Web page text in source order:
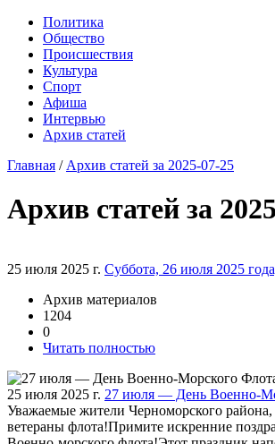
Политика
Общество
Проиcшествия
Культура
Спорт
Афиша
Интервью
Архив статей
Главная / Архив статей за 2025-07-25
Архив статей за
25 июля 2025 г. Суббота, 26 июля 2025
Архив материалов
1204
0
Читать полностью
25 июля 2025 г. 27 июля — День Военно-
Уважаемые жители Черноморского
ветераны флота!Примите искренние